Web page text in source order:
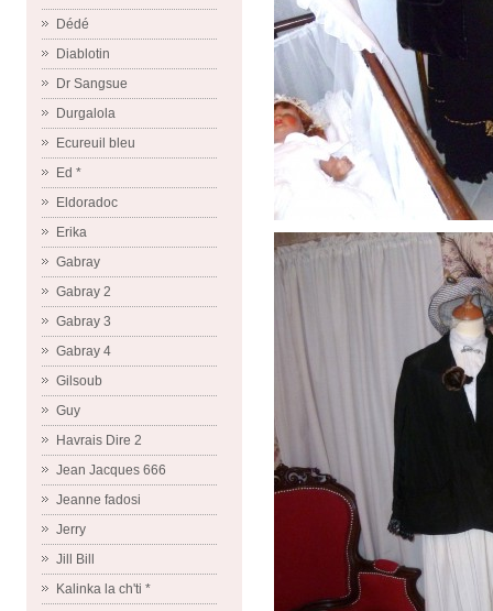
Dédé
Diablotin
Dr Sangsue
Durgalola
Ecureuil bleu
Ed *
Eldoradoc
Erika
Gabray
Gabray 2
Gabray 3
Gabray 4
Gilsoub
Guy
Havrais Dire 2
Jean Jacques 666
Jeanne fadosi
Jerry
Jill Bill
Kalinka la ch'ti *